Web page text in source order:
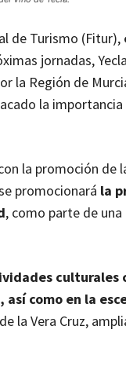
de Turismo (Fitur),
jornadas,
la Región de
la
la promoción de
promocionará la
, como parte de
culturales
como en la
la Vera Cruz,